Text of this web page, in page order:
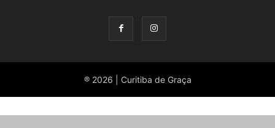
® 2026 | Curitiba de Graça